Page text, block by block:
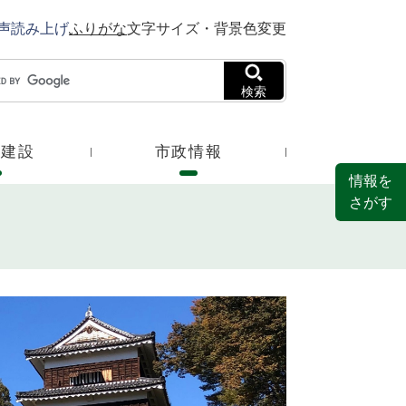
読み上げふりがな文字サイズ・背景色変更
検索
設 市政情報
情報を
さがす